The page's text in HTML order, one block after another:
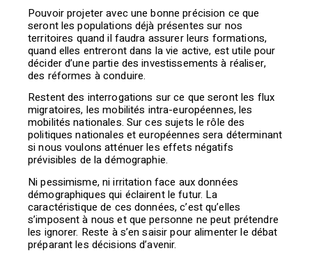
Pouvoir projeter avec une bonne précision ce que
seront les populations déjà présentes sur nos
territoires quand il faudra assurer leurs formations,
quand elles entreront dans la vie active, est utile pour
décider d’une partie des investissements à réaliser,
des réformes à conduire.
Restent des interrogations sur ce que seront les flux
migratoires, les mobilités intra-européennes, les
mobilités nationales. Sur ces sujets le rôle des
politiques nationales et européennes sera déterminant
si nous voulons atténuer les effets négatifs
prévisibles de la démographie.
Ni pessimisme, ni irritation face aux données
démographiques qui éclairent le futur. La
caractéristique de ces données, c’est qu’elles
s’imposent à nous et que personne ne peut prétendre
les ignorer. Reste à s’en saisir pour alimenter le débat
préparant les décisions d’avenir.